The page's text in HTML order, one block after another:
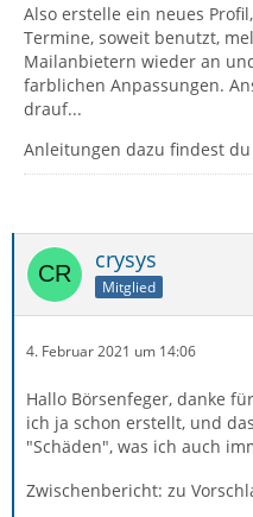
Also erstelle ein neues
Termine, soweit benutzt,
Mailanbietern wieder an
farblichen Anpassungen.
drauf...
Anleitungen dazu findest
crysys
Mitglied
4. Februar 2021 um 14:06
Hallo Börsenfeger, danke
ich ja schon erstellt, und
"Schäden", was ich auch
Zwischenbericht: zu